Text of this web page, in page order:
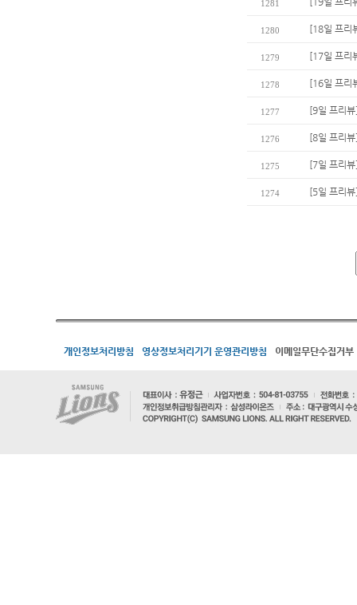
1281
1280 [18일 프리
1279 [17일 프리
1278 [16일 프리
1277 [9일 프리
1276 [8일 프리
1275 [7일 프리
1274 [5일 프리
개인정보처리방침 영상정보처리기기 운영관리방침 이메일무단수집거부